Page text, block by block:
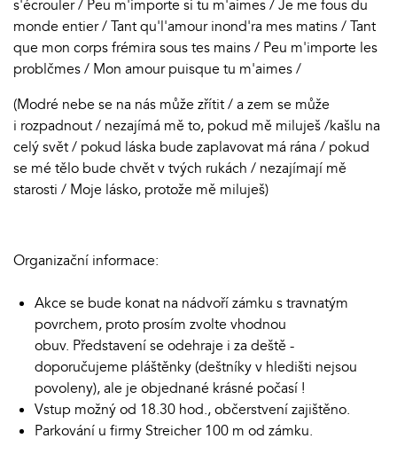
s'écrouler / Peu m'importe si tu m'aimes / Je me fous du
monde entier / Tant qu'l'amour inond'ra mes matins / Tant
que mon corps frémira sous tes mains / Peu m'importe les
problčmes / Mon amour puisque tu m'aimes /
(Modré nebe se na nás může zřítit / a zem se může
i rozpadnout / nezajímá mě to, pokud mě miluješ /kašlu na
celý svět / pokud láska bude zaplavovat má rána / pokud
se mé tělo bude chvět v tvých rukách / nezajímají mě
starosti / Moje lásko, protože mě miluješ)
Organizační informace:
Akce se bude konat na nádvoří zámku s travnatým
povrchem, proto prosím zvolte vhodnou
obuv. Představení se odehraje i za deště -
doporučujeme pláštěnky (deštníky v hledišti nejsou
povoleny), ale je objednané krásné počasí !
Vstup možný od 18.30 hod., občerstvení zajištěno.
Parkování u firmy Streicher 100 m od zámku.